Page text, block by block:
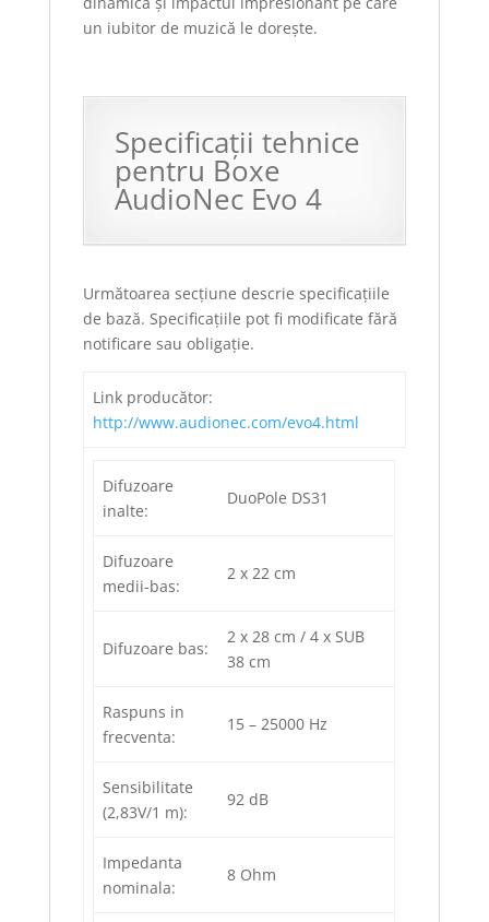
un iubitor de muzică le dorește.
Specificații tehnice
pentru Boxe
AudioNec Evo 4
Următoarea secțiune descrie specificațiile
de bază. Specificațiile pot fi modificate fără
notificare sau obligație.
Link producător:
http://www.audionec.com/evo4.html
Difuzoare
inalte:
DuoPole DS31
Difuzoare
medii-bas:
2 x 22 cm
Difuzoare bas:
2 x 28 cm / 4 x SUB
38 cm
Raspuns in
frecventa:
15 – 25000 Hz
Sensibilitate
(2,83V/1 m):
92 dB
Impedanta
nominala:
8 Ohm